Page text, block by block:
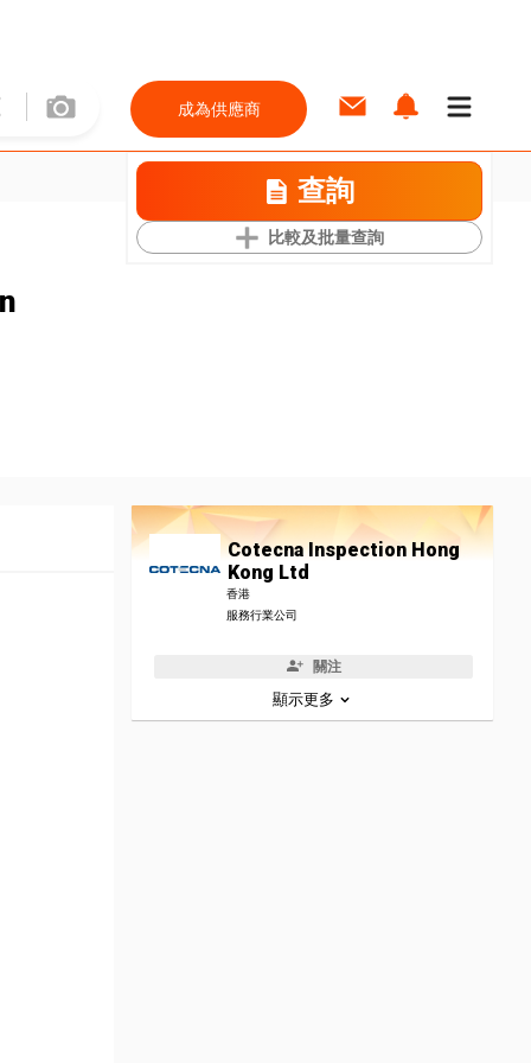
成為供應商
查詢
比較及批量查詢
Cotecna Inspection Hong
Kong Ltd
香港
服務行業公司
關注
顯示更多